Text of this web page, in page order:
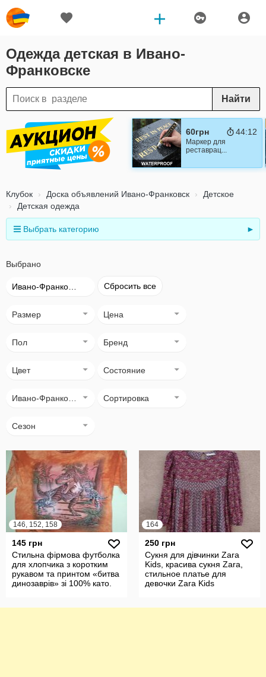
Одежда детская в Ивано-
Франковске
Найти
60грн 44:11
Маркер для
реставрац...
Клубок Доска объявлений Ивано-Франковск
Детское
Детская одежда
Выбрать категорию ►
Выбрано
Сбросить все
Размер Цена
Пол Бренд
Цвет Состояние
Сортировка
Сезон
146, 152, 158
145 грн
Стильна фірмова футболка
для хлопчика з коротким
рукавом та принтом «битва
динозаврів» зі 100% като.
164
250 грн
Сукня для дівчинки Zara
Kids, красива сукня Zara,
стильное платье для
девочки Zara Kids